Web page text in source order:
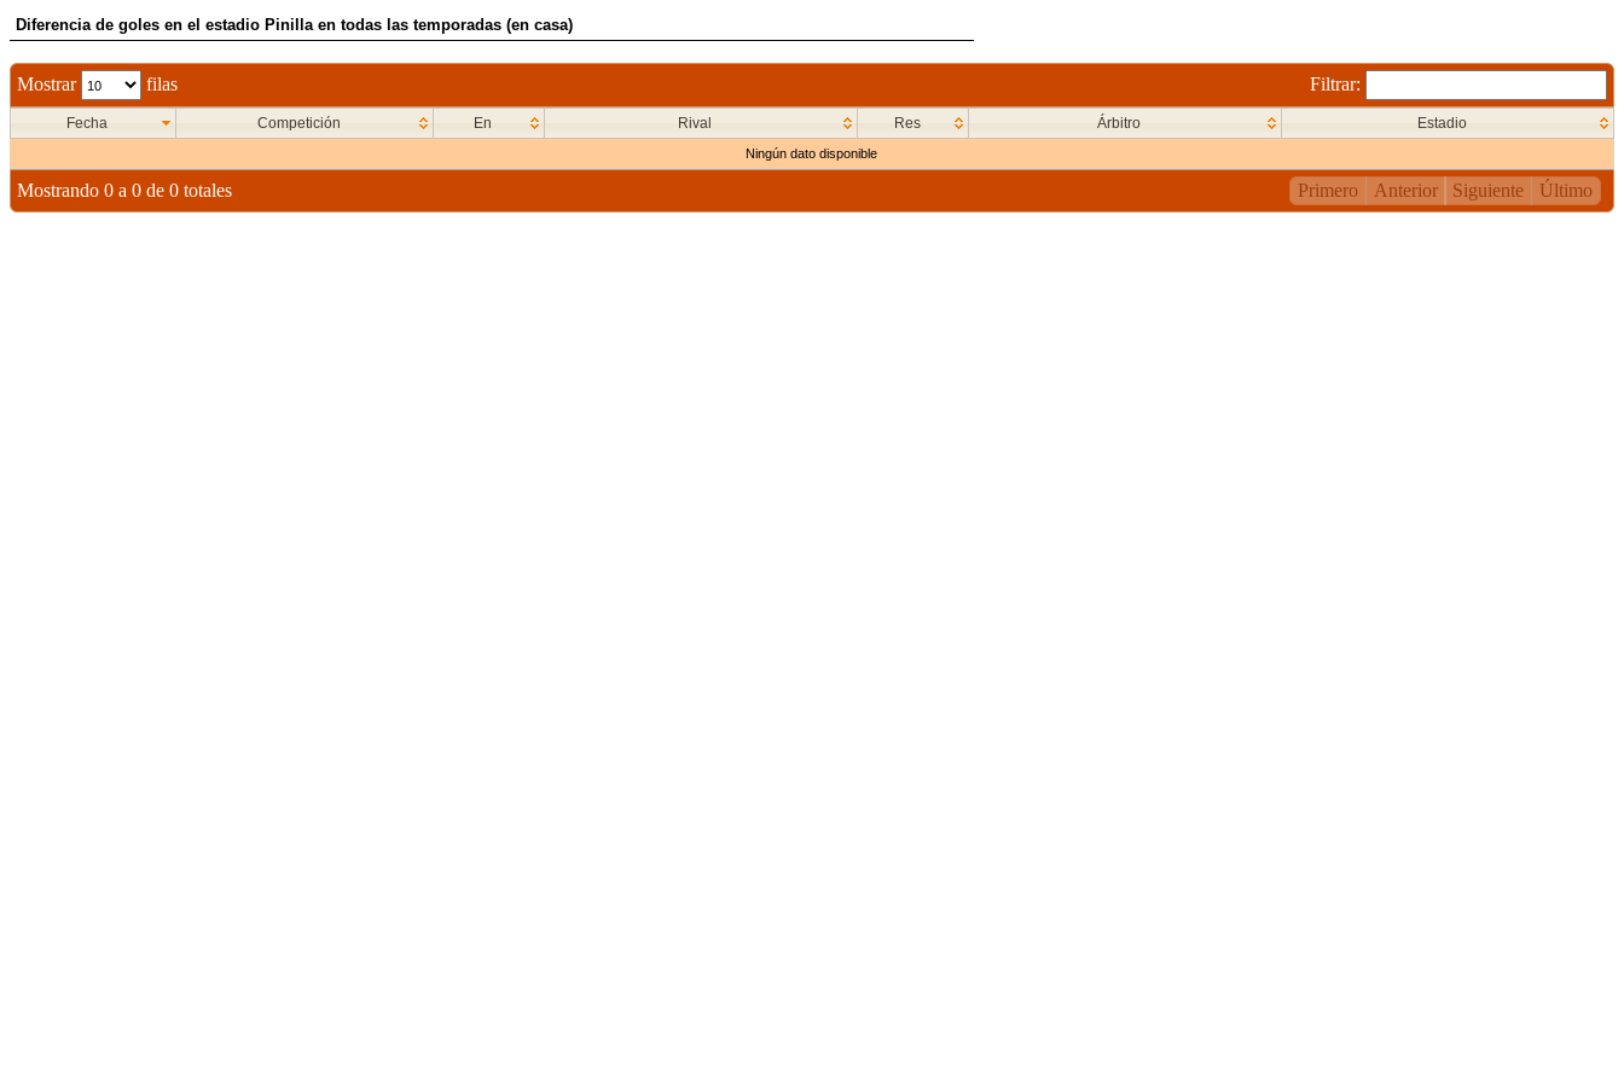
Diferencia de goles en el estadio Pinilla en todas las temporadas (en casa)
Mostrar filas Filtrar:
Fecha Competición En Rival Res Árbitro Estadio
Ningún dato disponible
Mostrando 0 a 0 de 0 totales Primero Anterior Siguiente Último